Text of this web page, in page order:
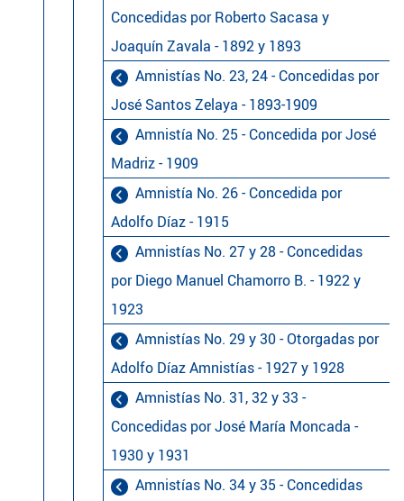
Concedidas por Roberto Sacasa y
Joaquín Zavala - 1892 y 1893
Amnistías No. 23, 24 - Concedidas por
José Santos Zelaya - 1893-1909
Amnistía No. 25 - Concedida por José
Madriz - 1909
Amnistía No. 26 - Concedida por
Adolfo Díaz - 1915
Amnistías No. 27 y 28 - Concedidas
por Diego Manuel Chamorro B. - 1922 y
1923
Amnistías No. 29 y 30 - Otorgadas por
Adolfo Díaz Amnistías - 1927 y 1928
Amnistías No. 31, 32 y 33 -
Concedidas por José María Moncada -
1930 y 1931
Amnistías No. 34 y 35 - Concedidas